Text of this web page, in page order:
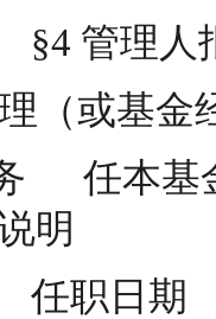
§4
（或基金
明